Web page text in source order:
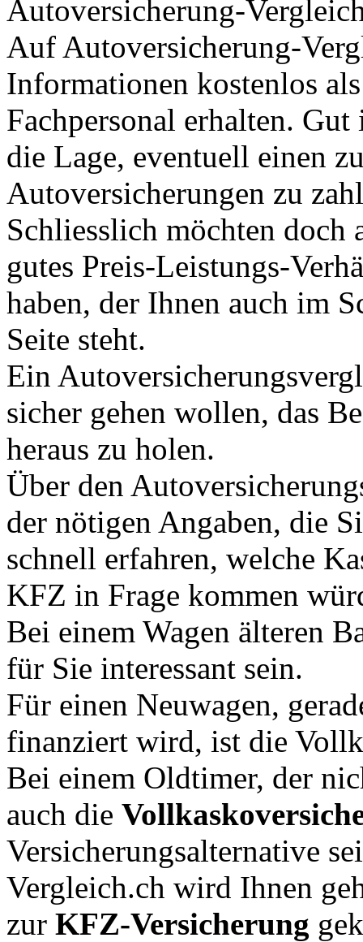
Autoversicherung-
Auf Autoversicherung-
Informationen kostenlos
Fachpersonal erhalten.
die Lage, eventuell einen
Autoversicherungen zu
Schliesslich möchten doch
gutes Preis-Leistungs-
haben, der Ihnen auch im
Seite steht.
Ein
sicher gehen wollen, das
heraus zu holen.
Über den
der nötigen Angaben, die
schnell erfahren, welche
KFZ in Frage kommen
Bei einem Wagen älteren
für Sie interessant sein.
Für einen Neuwagen,
finanziert wird, ist die
Bei einem Oldtimer, der
auch die
Versicherungsalternative
Vergleich.ch wird Ihnen
zur KFZ-Versicherung